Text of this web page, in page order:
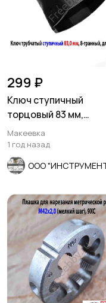
299 ₽
Ключ ступичный
торцовый 83 мм,
трубчатый, 8-гранный,
длина 60 мм, СССР
Макеевка
1 год назад